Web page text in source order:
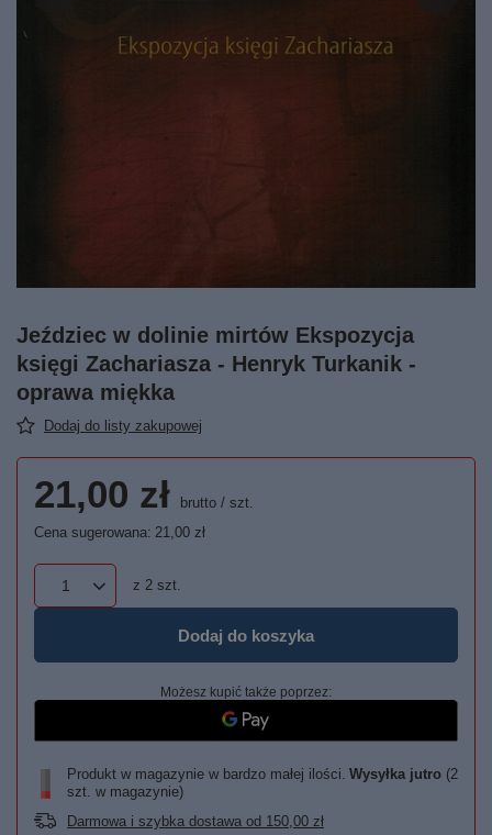
Jeździec w dolinie mirtów Ekspozycja
księgi Zachariasza - Henryk Turkanik -
oprawa miękka
Dodaj do listy zakupowej
21,00 zł brutto / szt.
Cena sugerowana: 21,00 zł
z 2 szt.
Dodaj do koszyka
Możesz kupić także poprzez:
Produkt w magazynie w bardzo małej ilości Wysyłka jutro (2
szt. w magazynie)
Darmowa i szybka dostawa od 150,00 zł